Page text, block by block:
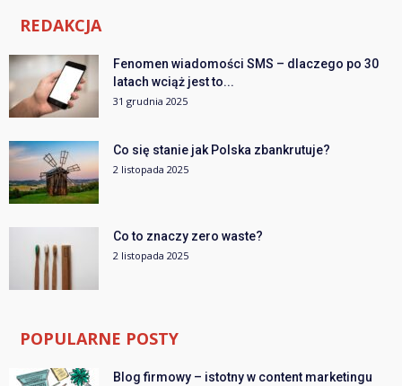
REDAKCJA
Fenomen wiadomości SMS – dlaczego po 30
latach wciąż jest to...
31 grudnia 2025
Co się stanie jak Polska zbankrutuje?
2 listopada 2025
Co to znaczy zero waste?
2 listopada 2025
POPULARNE POSTY
Blog firmowy – istotny w content marketingu